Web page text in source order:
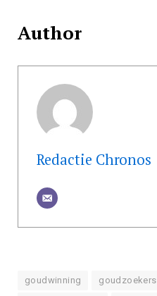
Author
Redactie Chronos
goudwinning goudzoekers